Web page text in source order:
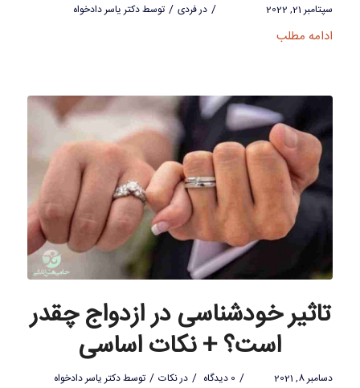
سپتامبر 21, 2022 / درفردی / توسطدکتر یاسر دادخواه
ادامه مطلب
تاثیر خودشناسی در ازدواج چقدر
است؟ + نکات اساسی
دسامبر 8, 2021 / 0 دیدگاه / درنکات / توسطدکتر یاسر دادخواه